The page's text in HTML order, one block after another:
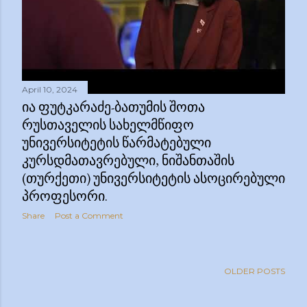
April 10, 2024
ᲘᲐ ᲤᲣᲢᲙᲐᲠᲐᲫᲔ-ᲑᲐᲗᲣᲛᲘᲡ ᲨᲝᲗᲐ
ᲠᲣᲡᲗᲐᲕᲔᲚᲘᲡ ᲡᲐᲮᲔᲚᲛᲬᲘᲤᲝ
ᲣᲜᲘᲕᲔᲠᲡᲘᲢᲔᲢᲘᲡ ᲬᲐᲠᲛᲐᲢᲔᲑᲣᲚᲘ
ᲙᲣᲠᲡᲓᲛᲐᲗᲐᲕᲠᲔᲑᲣᲚᲘ, ᲜᲘᲨᲐᲜᲗᲐᲨᲘᲡ
(ᲗᲣᲠᲥᲔᲗᲘ) ᲣᲜᲘᲕᲔᲠᲡᲘᲢᲔᲢᲘᲡ ᲐᲡᲝᲪᲘᲠᲔᲑᲣᲚᲘ
ᲞᲠᲝᲤᲔᲡᲝᲠᲘ.
Share Post a Comment
OLDER POSTS